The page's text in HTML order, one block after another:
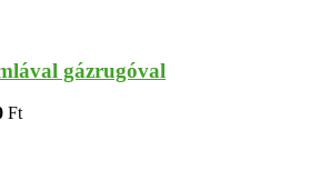
gázrugóval
Ft